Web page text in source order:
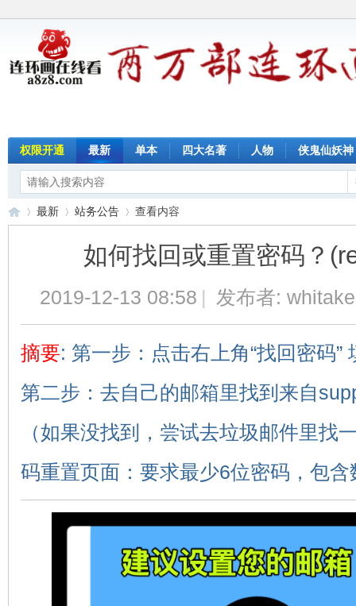
权限开通 最新 单本 四大名著 人物 侠鬼仙妖神
最新 站务公告 查看内容
如何找回或重置密码？
2019-12-13 08:58 | 发布者:
摘要: 第一步：点击右上角“找回密码
第二步：去自己的邮箱里找到来自
（如果没找到，尝试去垃圾邮件里找
码重置页面：要求最少6位密码，包含